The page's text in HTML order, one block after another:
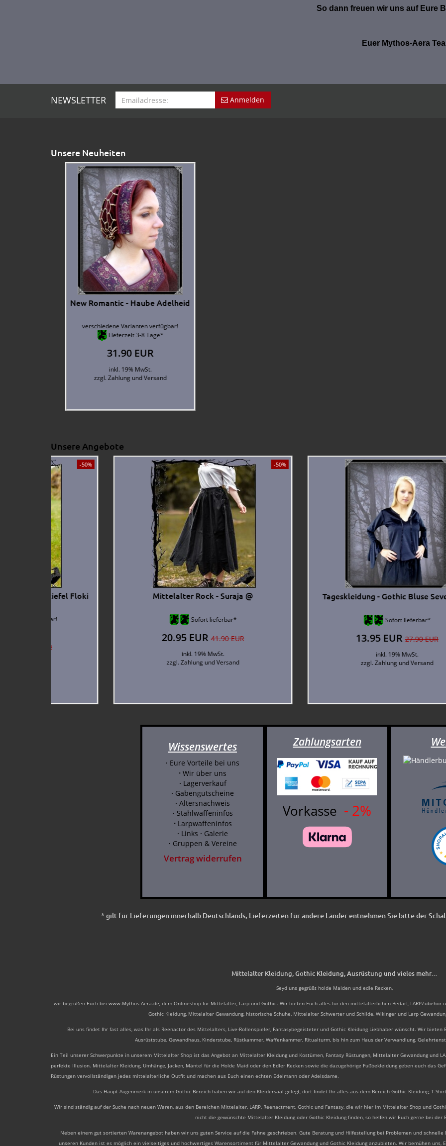
So dann freuen wir uns auf Eure
Euer Mythos-Aera
NEWSLETTER Anmelden
Unsere Neuheiten
New Romantic - Gothic Dreispitz
verschiedene Varianten verfügbar!
Lieferzeit 3-8 Tage*
28.90 EUR
inkl. 19% MwSt.
Zahlung und Versand
Unsere Angebote
-50%
Mittelalter Marktbluse - Morgan @
Sofort lieferbar*
39.90 EUR
Zahlung und Versand
-30%
Mittelalter Wams - Remus @
Sofort lieferbar*
66.90 EUR
Zahlung und Versand
Wissenswertes
· Eure Vorteile bei uns
· Wir über uns
· Lagerverkauf
· Gabengutscheine
· Altersnachweis
· Stahlwaffeninfos
· Larpwaffeninfos
· Links · Galerie
· Gruppen & Vereine
Vertrag widerrufen
Zahlungsarten
Vorkasse - 2%
* gilt für Lieferungen innerhalb Deutschlands, Lieferzeiten für andere Länder entnehmen Sie bitte der
Mittelalter Kleidung, Gothic Kleidung, Ausrüstung und vieles mehr…
Seyd uns gegrüßt holde Maiden und edle Recken,
wir begrüßen Euch bei www.Mythos-Aera.de, dem Onlineshop für Mittelalter, Larp und Gothic. Wir bieten Euch alles für den mittelalterlichen Bedarf,
Gothic Kleidung, Mittelalter Gewandung, historische Schuhe, Mittelalter Schwerter und Schilde, Wikinger und Larp
Bei uns findet Ihr fast alles, was Ihr als Reenactor des Mittelalters, Live-Rollenspieler, Fantasybegeisteter und Gothic Kleidung Liebhaber wünscht. Wir
Ausrüststube, Gewandhaus, Kinderstube, Rüstkammer, Waffenkammer, Ritualturm, bis hin zum Haus der Verwandlung,
Ein Teil unserer Schwerpunkte in unserem Mittelalter Shop ist das Angebot an Mittelalter Kleidung und Kostümen, Fantasy Rüstungen, Mittelalter Gewandung und
perfekte Illusion. Mittelalter Kleidung, Umhänge, Jacken, Mäntel für die Holde Maid oder den Edler Recken sowie die dazugehörige Fußbekleidung geben euch das
Rüstungen vervollständigen jedes mittelalterliche Outfit und machen aus Euch einen echten Edelmann oder Adelsdame.
Das Haupt Augenmerk in unserem Gothic Bereich haben wir auf den Kleidersaal gelegt, dort findet Ihr alles aus dem Bereich Gothic Kleidung, T-
Wir sind ständig auf der Suche nach neuen Waren, aus den Bereichen Mittelalter, LARP, Reenactment, Gothic und Fantasy, die wir hier im Mittelalter Shop und
nicht die gewünschte Mittelalter Kleidung oder Gothic Kleidung finden, so helfen wir Euch gerne bei der
Neben einem gut sortierten Warenangebot haben wir uns guten Service auf die Fahne geschrieben. Gute Beratung und Hilfestellung bei Problemen und
unseren Kunden ist es möglich ein vielseitiges und hochwertiges Warensortiment für Mittelalter Gewandung und Gothic Kleidung anzubieten. Wir bemühen uns,